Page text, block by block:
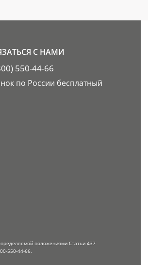
С НАМИ
550-44-66
по России бесплатный
положениями Статьи 437
550-44-66.